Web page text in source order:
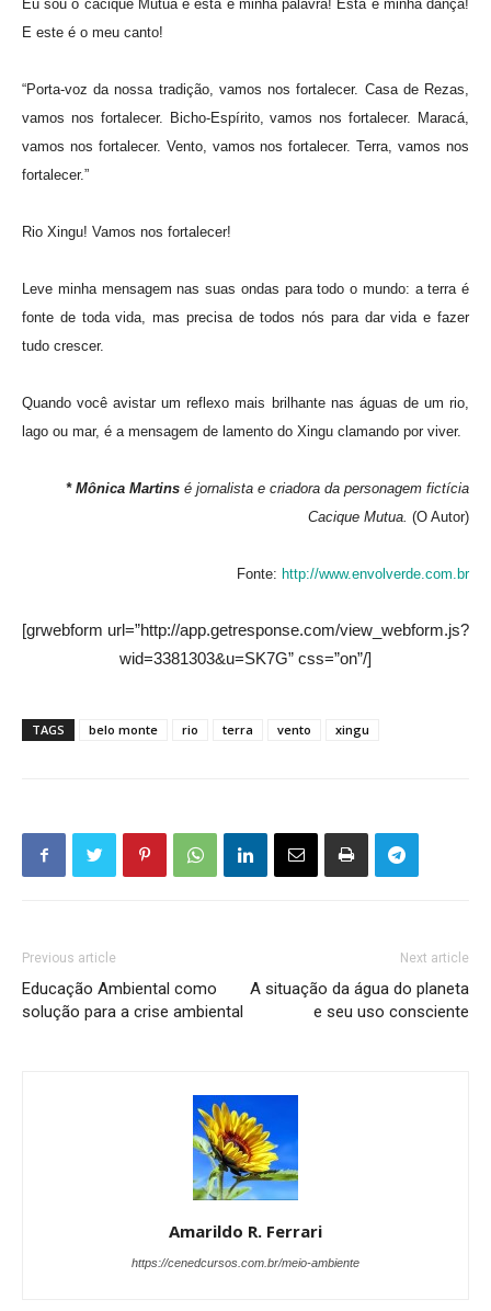
Eu sou o cacique Mutua e esta é minha palavra! Esta é minha dança!
E este é o meu canto!
“Porta-voz da nossa tradição, vamos nos fortalecer. Casa de Rezas,
vamos nos fortalecer. Bicho-Espírito, vamos nos fortalecer. Maracá,
vamos nos fortalecer. Vento, vamos nos fortalecer. Terra, vamos nos
fortalecer.”
Rio Xingu! Vamos nos fortalecer!
Leve minha mensagem nas suas ondas para todo o mundo: a terra é
fonte de toda vida, mas precisa de todos nós para dar vida e fazer
tudo crescer.
Quando você avistar um reflexo mais brilhante nas águas de um rio,
lago ou mar, é a mensagem de lamento do Xingu clamando por viver.
* Mônica Martins é jornalista e criadora da personagem fictícia
Cacique Mutua. (O Autor)
Fonte: http://www.envolverde.com.br
[grwebform url=”http://app.getresponse.com/view_webform.js?
wid=3381303&u=SK7G” css=”on”/]
TAGS belo monte rio terra vento xingu
Previous article
Educação Ambiental como
solução para a crise ambiental
Next article
A situação da água do planeta
e seu uso consciente
Amarildo R. Ferrari
https://cenedcursos.com.br/meio-ambiente